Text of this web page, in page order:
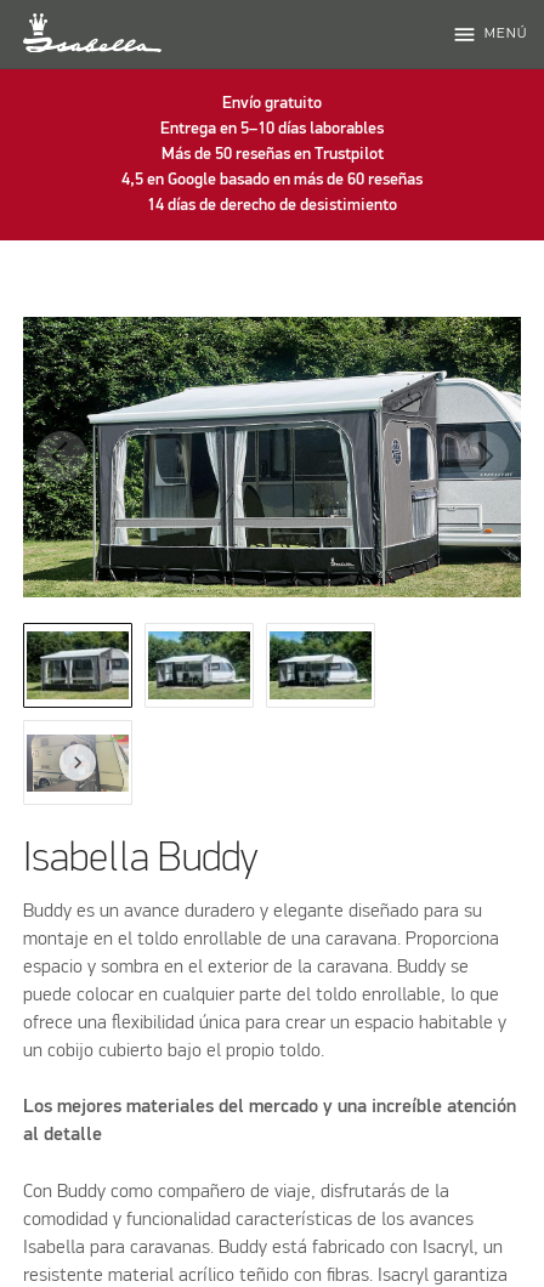
menu MENÚ
Envío gratuito
Entrega en 5–10 días laborables
Más de 50 reseñas en Trustpilot
4,5 en Google basado en más de 60 reseñas
14 días de derecho de desistimiento
Isabella Buddy
Buddy es un avance duradero y elegante diseñado para su
montaje en el toldo enrollable de una caravana. Proporciona
espacio y sombra en el exterior de la caravana. Buddy se
puede colocar en cualquier parte del toldo enrollable, lo que
ofrece una flexibilidad única para crear un espacio habitable y
un cobijo cubierto bajo el propio toldo.
Los mejores materiales del mercado y una increíble atención
al detalle
Con Buddy como compañero de viaje, disfrutarás de la
comodidad y funcionalidad características de los avances
Isabella para caravanas. Buddy está fabricado con Isacryl, un
resistente material acrílico teñido con fibras. Isacryl garantiza